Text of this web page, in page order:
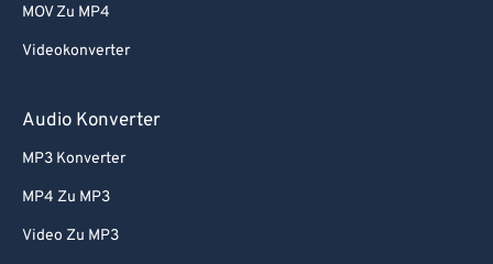
MOV Zu MP4
Videokonverter
Audio Konverter
MP3 Konverter
MP4 Zu MP3
Video Zu MP3